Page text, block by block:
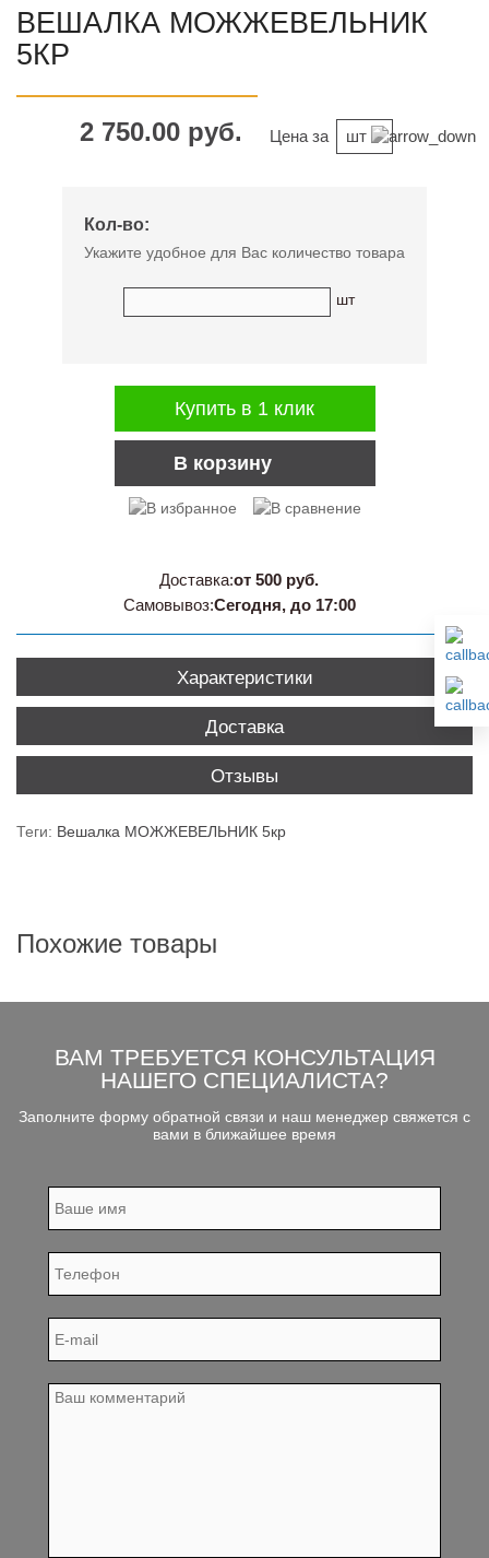
ВЕШАЛКА МОЖЖЕВЕЛЬНИК
5КР
2 750.00 руб. Цена за шт
Кол-во:
Укажите удобное для Вас количество товара
шт
В корзину
Купить в 1 клик
Доставка:от 500 руб.
Самовывоз:Сегодня, до 17:00
Характеристики
Доставка
Отзывы
Теги: Вешалка МОЖЖЕВЕЛЬНИК 5кр
Похожие товары
ВАМ ТРЕБУЕТСЯ КОНСУЛЬТАЦИЯ
НАШЕГО СПЕЦИАЛИСТА?
Заполните форму обратной связи и наш менеджер свяжется с
вами в ближайшее время